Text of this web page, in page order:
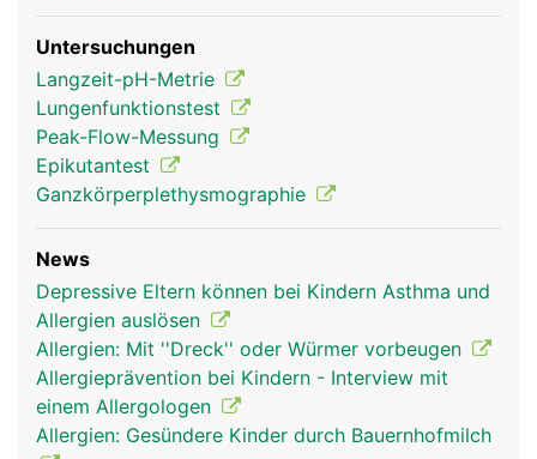
Untersuchungen
Langzeit-pH-Metrie
Lungenfunktionstest
Peak-Flow-Messung
Epikutantest
Ganzkörperplethysmographie
News
Depressive Eltern können bei Kindern Asthma und
Allergien auslösen
Allergien: Mit ''Dreck'' oder Würmer vorbeugen
Allergieprävention bei Kindern - Interview mit
einem Allergologen
Allergien: Gesündere Kinder durch Bauernhofmilch